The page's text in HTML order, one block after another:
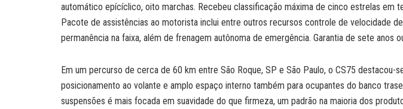
automático epícíclico, oito marchas. Recebeu classificação máxima de cinco estrelas em
Pacote de assistências ao motorista inclui entre outros recursos controle de velocidade
permanência na faixa, além de frenagem autônoma de emergência. Garantia de sete anos
Em um percurso de cerca de 60 km entre São Roque, SP e São Paulo, o CS75 destacou-
posicionamento ao volante e amplo espaço interno também para ocupantes do banco
suspensões é mais focada em suavidade do que firmeza, um padrão na maioria dos